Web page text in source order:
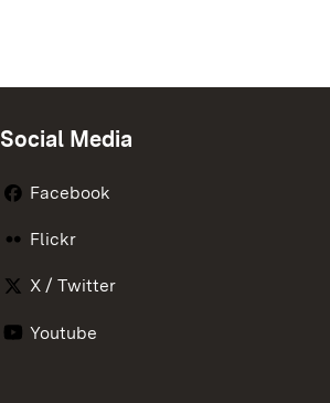
Social Media
Facebook
Flickr
X / Twitter
Youtube